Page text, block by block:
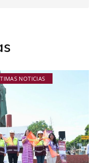
NOTICIAS